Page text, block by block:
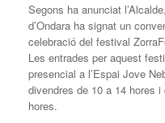
Segons ha anunciat
d’Ondara ha signat un
celebració del festival
Les entrades per aquest
presencial a l’Espai Jove
divendres de 10 a 14 hores
hores.